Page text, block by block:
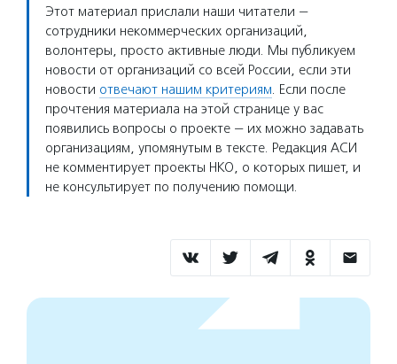
Этот материал прислали наши читатели —
сотрудники некоммерческих организаций,
волонтеры, просто активные люди. Мы публикуем
новости от организаций со всей России, если эти
новости отвечают нашим критериям. Если после
прочтения материала на этой странице у вас
появились вопросы о проекте — их можно задавать
организациям, упомянутым в тексте. Редакция АСИ
не комментирует проекты НКО, о которых пишет, и
не консультирует по получению помощи.